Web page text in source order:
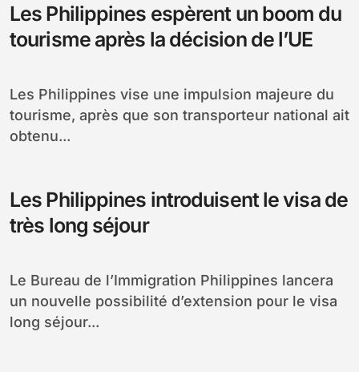
Les Philippines espèrent un boom du
tourisme après la décision de l’UE
Les Philippines vise une impulsion majeure du
tourisme, après que son transporteur national ait
obtenu...
Les Philippines introduisent le visa de
très long séjour
Le Bureau de l’Immigration Philippines lancera
un nouvelle possibilité d’extension pour le visa
long séjour...